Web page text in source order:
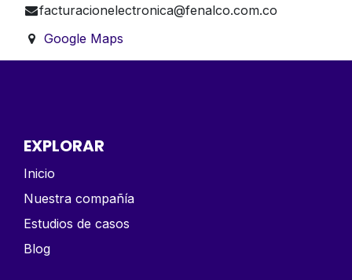
facturacionelectronica@fenalco.com.co
Google Maps
EXPLORAR
Inicio
Nuestra compañía
Estudios de casos
Blog